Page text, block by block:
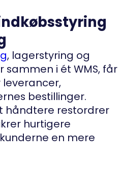
, lagerstyring og
i ét WMS, får
bestillinger.
håndtere restordrer
hurtigere
en mere